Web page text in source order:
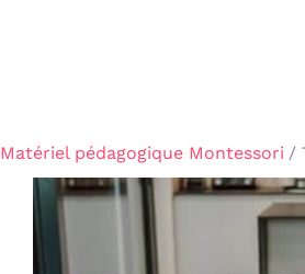
Matériel pédagogique Montessori